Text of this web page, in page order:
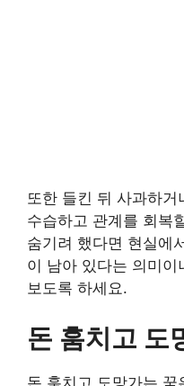
또한 들킨 뒤 사과하
수습하고 관계를 회복
숨기려 했다면 현실에
이 남아 있다는 의미이
보도록 하세요.
돈 훔치고 도
돈 훔치고 도망가는 꿈